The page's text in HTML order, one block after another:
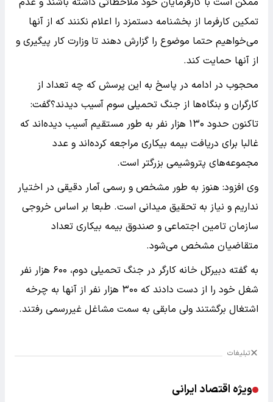
تمکین کارفرما از بخشنامه دستمزد را اعلام نکنند که از آنها
می‌خواهیم حتما موضوع را گزارش دهند تا وزارت کار پیگیری و
از آنها حمایت کند.
محجوب در ادامه در پاسخ به این پرسش که چه تعداد از
کارگران و بنگاه‌ها از جنگ تحمیلی سوم آسیب دیدند؟گفت:
تاکنون حدود ۱۳۰ هزار نفر به طور مستقیم آسیب دیده‌اند که
غالبا برای دریافت بیمه بیکاری مراجعه کرده‌اند و عدد
مجموعه‌های پتروشیمی بزرگتر است.
وی افزود: هنوز به طور مشخص و رسمی آمار دقیقی در اختیار
نداریم و نیاز به تحقیق میدانی است. طبعا بر اساس خروجی
سازمان تامین اجتماعی و صندوق بیمه بیکاری تعداد
متقاضیان مشخص می‌شود.
به گفته دبیرکل خانه کارگر در جنگ تحمیلی دوم، ۶۰۰ هزار نفر
شغل خود را از دست دادند که ۳۰۰ هزار نفر از آنها به چرخه
اشتغال برگشتند ولی مابقی به سمت مشاغل غیررسمی رفتند.
تبلیغات
ویژه اقتصاد ایرانی